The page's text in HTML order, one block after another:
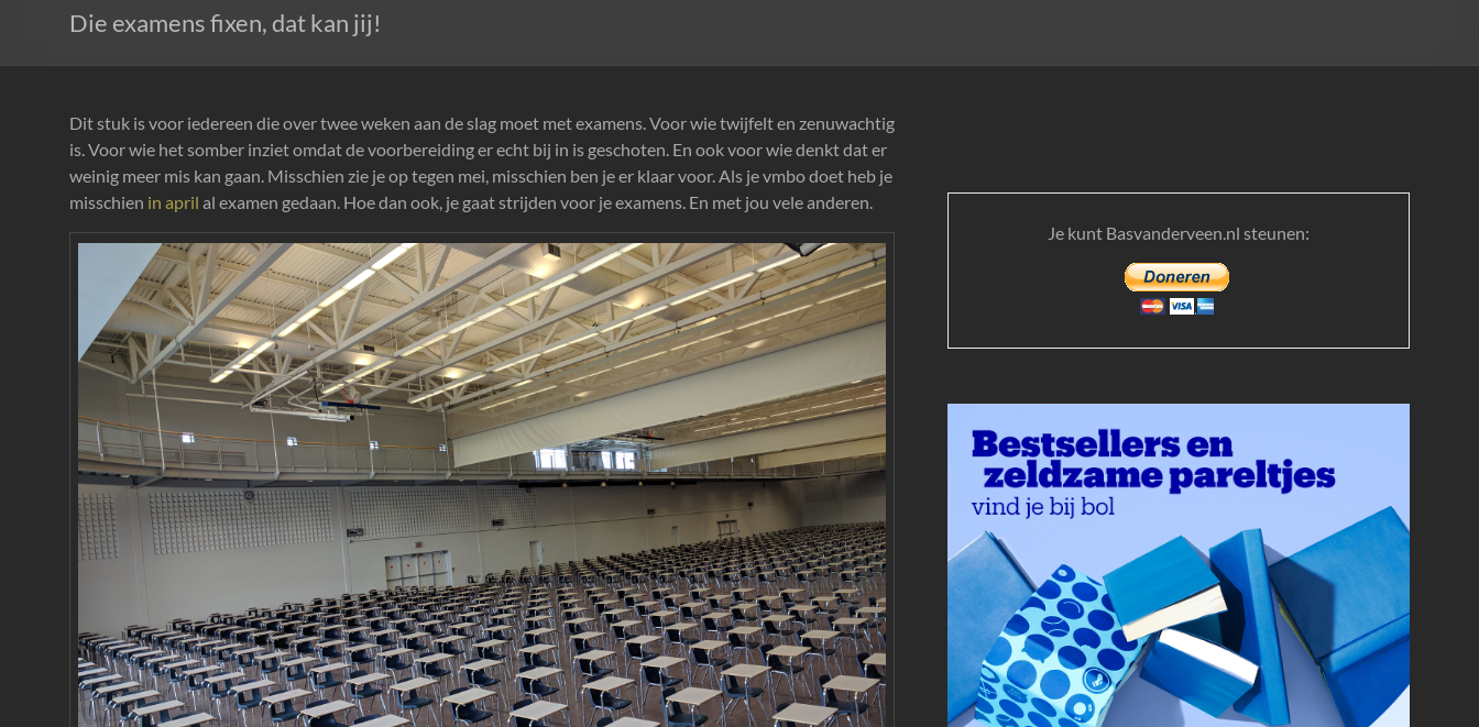
Die examens fixen, dat kan jij!
Dit stuk is voor iedereen die over twee weken aan de slag moet met examens. Voor wie twijfelt en zenuwachtig
is. Voor wie het somber inziet omdat de voorbereiding er echt bij in is geschoten. En ook voor wie denkt dat er
weinig meer mis kan gaan. Misschien zie je op tegen mei, misschien ben je er klaar voor. Als je vmbo doet heb je
misschien in april al examen gedaan. Hoe dan ook, je gaat strijden voor je examens. En met jou vele anderen.
Je kunt Basvanderveen.nl steunen: